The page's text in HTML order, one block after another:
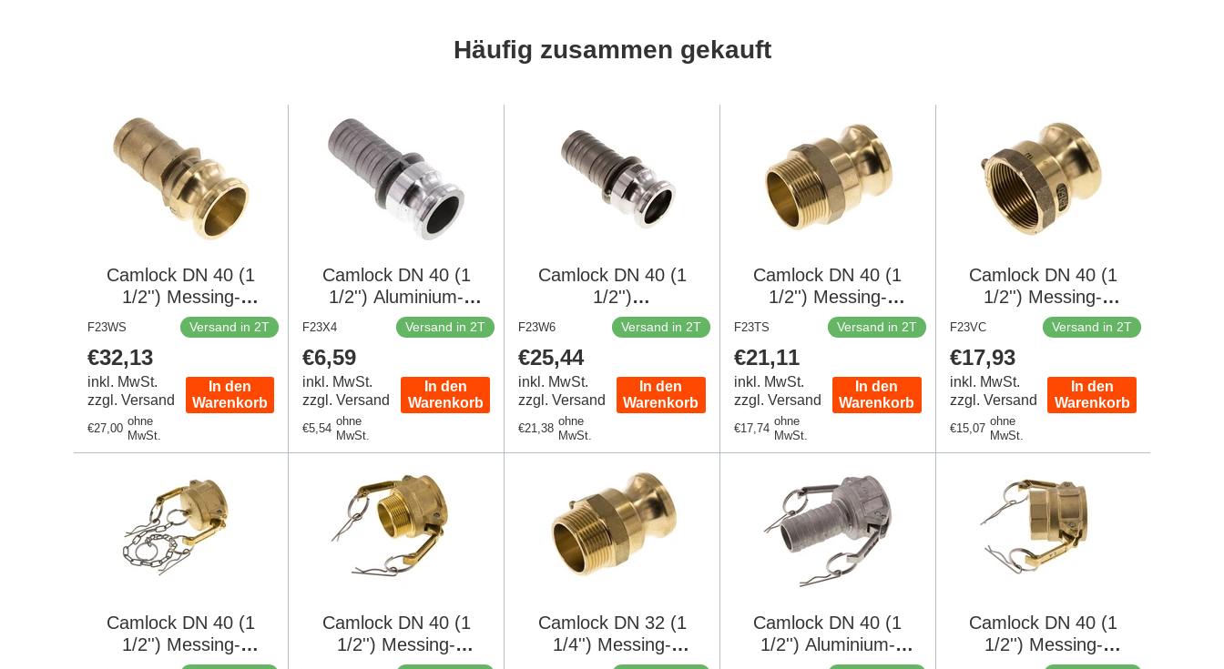
Häufig zusammen gekauft
Camlock DN 40 (1
1/2'') Messing-
Kupplung
Schlauchpfeiler (38
mm) Typ E MIL-C-
27487
F23WS Versand in 2T
Regulärer
Preis
€32,13
inkl. MwSt.
zzgl. Versand
Regulärer
€27,00
ohne
MwSt.
In den
Warenkorb
Camlock DN 40 (1
1/2'') Aluminium-
Kupplung
Schlauchpfeiler (38
mm) Typ E MIL-C-
27487
F23X4 Versand in 2T
Regulärer
Preis
€6,59
inkl. MwSt.
zzgl. Versand
Regulärer
€5,54
ohne
MwSt.
In den
Warenkorb
Camlock DN 40 (1
1/2'')
Edelstahlkupplung
Schlauchsäule (38
mm) Typ E MIL-C-
27487
F23W6 Versand in 2T
Regulärer
Preis
€25,44
inkl. MwSt.
zzgl. Versand
Regulärer
€21,38
ohne
MwSt.
In den
Warenkorb
Camlock DN 40 (1
1/2'') Messing-
Kupplung R 1 1/2''
Außengewinde Typ F
MIL-C-27487
F23TS Versand in 2T
Regulärer
Preis
€21,11
inkl. MwSt.
zzgl. Versand
Regulärer
€17,74
ohne
MwSt.
In den
Warenkorb
Camlock DN 40 (1
1/2'') Messing-
Kupplung Rp 1 1/2''
Innengewinde Typ A
MIL-C-27487
F23VC Versand in 2T
Regulärer
Preis
€17,93
inkl. MwSt.
zzgl. Versand
Regulärer
€15,07
ohne
MwSt.
In den
Warenkorb
Camlock DN 40 (1
1/2'') Messing-
Camlock DN 40 (1
1/2'') Messing-
Camlock DN 32 (1
1/4'') Messing-
Camlock DN 40 (1
1/2'') Aluminium-
Camlock DN 40 (1
1/2'') Messing-